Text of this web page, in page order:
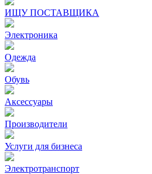
ИЩУ ПОСТАВЩИКА
Электроника
Одежда
Обувь
Аксессуары
Производители
Услуги для бизнеса
Электротранспорт